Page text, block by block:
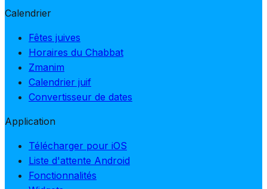
Calendrier
Fêtes juives
Horaires du Chabbat
Zmanim
Calendrier juif
Convertisseur de dates
Application
Télécharger pour iOS
Liste d'attente Android
Fonctionnalités